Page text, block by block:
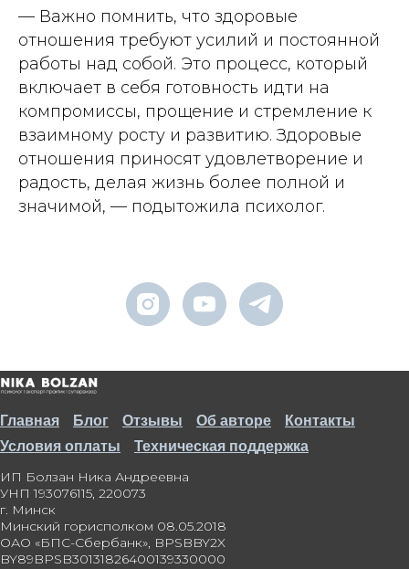
— Важно помнить, что здоровые
отношения требуют усилий и постоянной
работы над собой. Это процесс, который
включает в себя готовность идти на
компромиссы, прощение и стремление к
взаимному росту и развитию. Здоровые
отношения приносят удовлетворение и
радость, делая жизнь более полной и
значимой, — подытожила психолог.
Главная Блог Отзывы Об авторе
Контакты
Условия оплаты
Техническая поддержка
ИП Болзан Ника Андреевна
УНП 193076115, 220073
г. Минск
Минский горисполком 08.05.2018
ОАО «БПС-Сбербанк», BPSBBY2X
BY89BPSB30131826400139330000